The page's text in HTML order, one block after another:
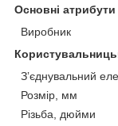
Основні атрибути
Виробник
Зʼєднувальний
Розмір, мм
Різьба, дюйми